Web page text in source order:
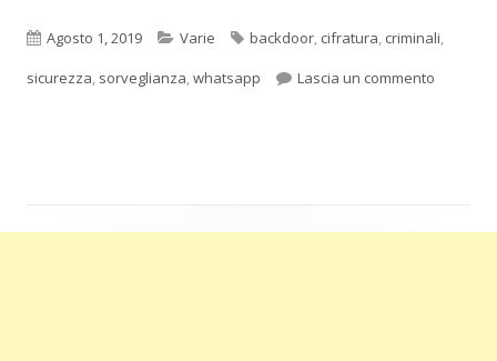
Pubblicato
Agosto 1, 2019 Categorie
Varie Tag
backdoor, cifratura, criminali,
sicurezza, sorveglianza,whatsapp Lascia un commento